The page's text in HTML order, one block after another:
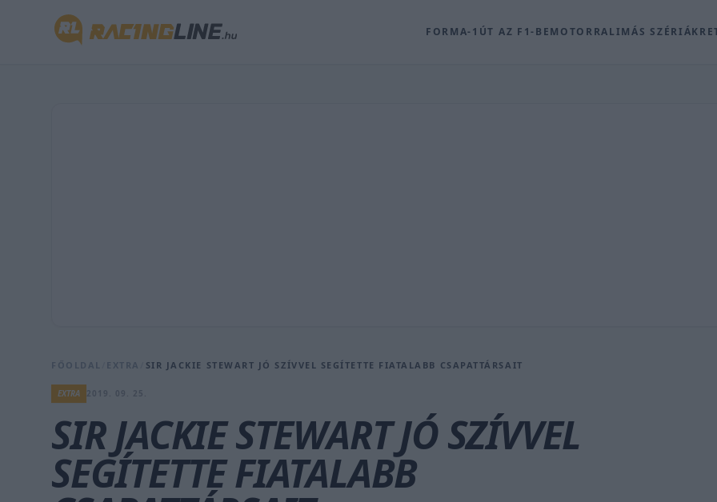
FORMA-1 ÚT AZ F1-BEMOTORRALIMÁS SZÉRIÁK
FŐOLDAL EXTRA SIR JACKIE STEWART JÓ SZÍVVEL SEGÍTETTE FIATALABB CSAPATTÁRSAIT
EXTRA
SIR JACKIE STEWART JÓ SZÍVVEL
SEGÍTETTE FIATALABB